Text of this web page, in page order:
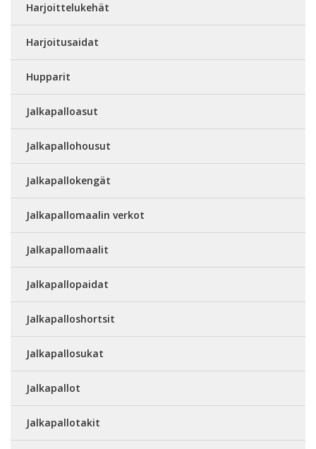
Harjoittelukehät
Harjoitusaidat
Hupparit
Jalkapalloasut
Jalkapallohousut
Jalkapallokengät
Jalkapallomaalin verkot
Jalkapallomaalit
Jalkapallopaidat
Jalkapalloshortsit
Jalkapallosukat
Jalkapallot
Jalkapallotakit